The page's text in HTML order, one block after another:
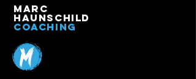
Marc
Haunschild
Coaching